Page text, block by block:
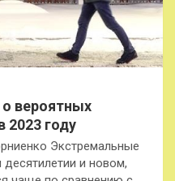
вероятных
2023 году
Экстремальные
и новом,